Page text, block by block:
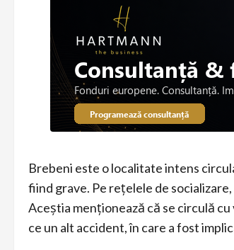
Brebeni este o localitate intens
fiind grave. Pe rețelele de
Aceștia menționează că se circulă
ce un alt accident, în care a fost